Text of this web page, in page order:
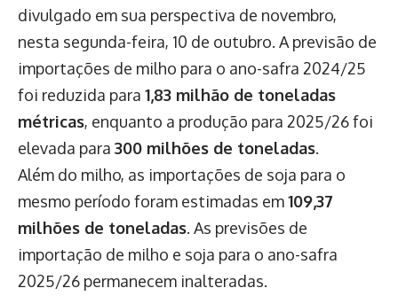
divulgado em sua perspectiva de novembro,
nesta segunda-feira, 10 de outubro. A previsão de
importações de milho para o ano-safra 2024/25
foi reduzida para 1,83 milhão de toneladas
métricas, enquanto a produção para 2025/26 foi
elevada para 300 milhões de toneladas.
Além do milho, as importações de soja para o
mesmo período foram estimadas em109,37
milhões de toneladas. As previsões de
importação de milho e soja para o ano-safra
2025/26 permanecem inalteradas.